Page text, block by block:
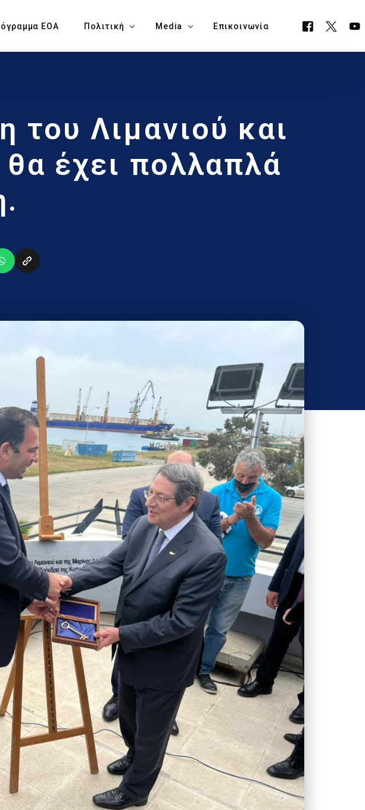
ΕΟΑ Πολιτική
Υπουργείο Μεταφορών, Επικοινωνιών & Έργων
Media
Νέα
Επικοινωνία
του Λιμανιού και
έχει πολλαπλά